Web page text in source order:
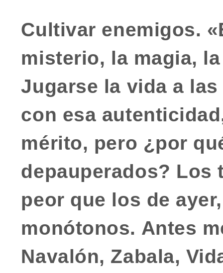
Cultivar enemigos.
misterio, la magia,
Jugarse la vida a
con esa
mérito, pero ¿por
depauperados? Los
peor que los de
monótonos. Antes
Navalón, Zabala,